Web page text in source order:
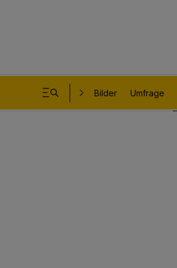
Bilder Umfrage